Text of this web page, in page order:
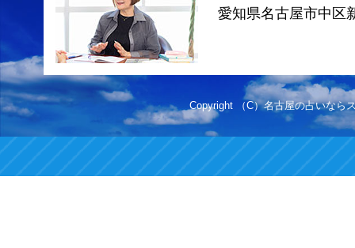
愛知県名古屋市中区
Copyright （C）名古屋の占いな